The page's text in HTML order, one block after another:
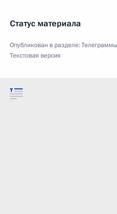
Статус материала
Опубликован в разделе:Телеграммы
Текстовая версия